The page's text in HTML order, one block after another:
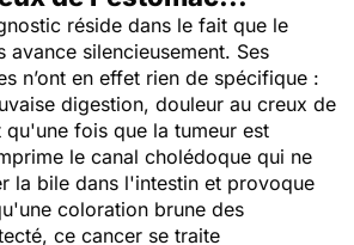
réside dans le fait que le
avance silencieusement. Ses
n’ont en effet rien de spécifique :
digestion, douleur au creux de
fois que la tumeur est
le canal cholédoque qui ne
la bile dans l'intestin et provoque
coloration brune des
ce cancer se traite